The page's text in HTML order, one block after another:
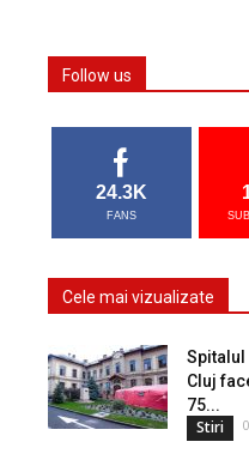
Follow us
24.3K
FANS
Cele mai vizualizate
Spitalul
Cluj
75...
Stiri